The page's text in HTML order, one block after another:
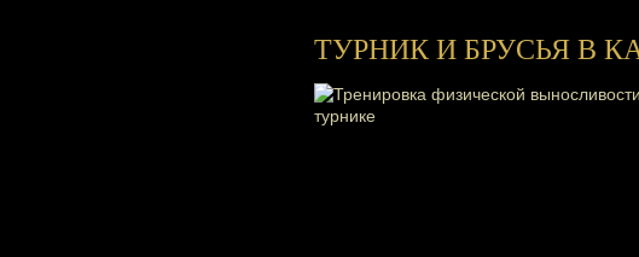
ТУРНИК И БРУСЬЯ В